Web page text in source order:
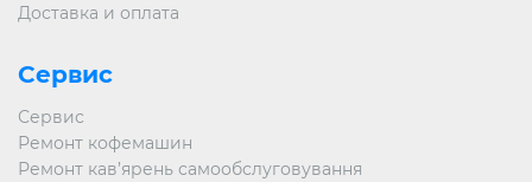
Доставка и оплата
Сервис
Сервис
Ремонт кофемашин
Ремонт кав’ярень самообслуговування